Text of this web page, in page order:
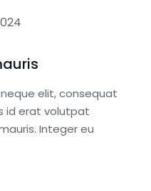
elit, consequat
id erat volutpat
Integer eu